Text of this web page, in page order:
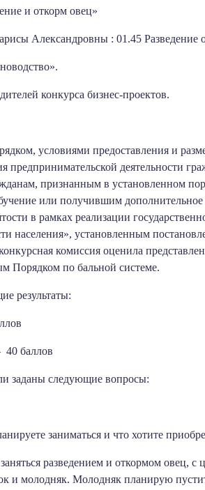
и откорм овец»
Александровны : 01.45 Разведение
конкурса бизнес-проектов.
условиями предоставления и
предпринимательской деятельности
признанным в установленном
или получившим
в рамках реализации
населения», установленным
комиссия оценила
Порядком по бальной системе.
результаты:
баллов
заданы следующие вопросы:
заниматься и что хотите
разведением и откормом овец, с
и молодняк. Молодняк планирую